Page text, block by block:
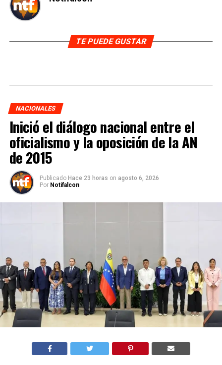
TE PUEDE GUSTAR
NACIONALES
Inició el diálogo nacional entre el
oficialismo y la oposición de la AN
de 2015
Publicado Hace 23 horas on agosto 6, 2026
Por Notifalcon